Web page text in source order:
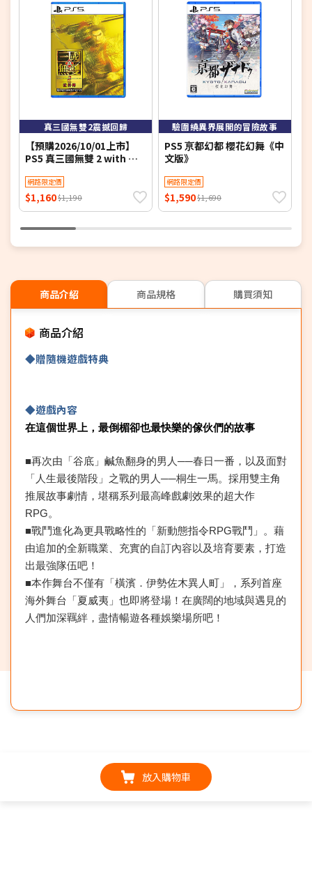
真三國無雙2震撼回歸
【預購2026/10/01上市】
PS5 真三國無雙 2 with 猛
版》
網路限定價
$1,160$1,190
驗圍繞異界展開的冒險故事
PS5 亰都幻都 櫻花幻舞《中
文版》
網路限定價
$1,590$1,690
商品介紹 商品規格 購買須知
商品介紹
◆贈隨機遊戲特典
◆遊戲內容
在這個世界上，最倒楣卻也最快樂的傢伙們的故事
■再次由「谷底」鹹魚翻身的男人──春日一番，以及面對
「人生最後階段」之戰的男人──桐生一馬。採用雙主角
推展故事劇情，堪稱系列最高峰戲劇效果的超大作
RPG。
■戰鬥進化為更具戰略性的「新動態指令RPG戰鬥」。藉
由追加的全新職業、充實的自訂內容以及培育要素，打造
出最強隊伍吧！
■本作舞台不僅有「橫濱．伊勢佐木異人町」，系列首座
海外舞台「夏威夷」也即將登場！在廣闊的地域與遇見的
人們加深羈絆，盡情暢遊各種娛樂場所吧！
放入購物車